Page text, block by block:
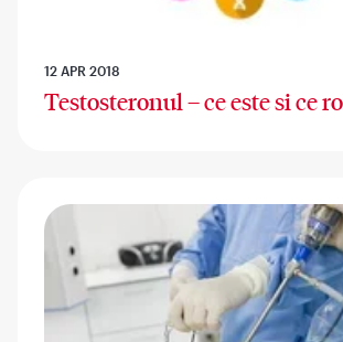
12 APR 2018
Testosteronul – ce este si ce